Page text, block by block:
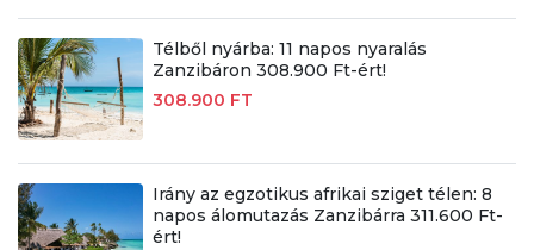
Télből nyárba: 11 napos nyaralás
Zanzibáron 308.900 Ft-ért!
308.900 FT
Irány az egzotikus afrikai sziget télen: 8
napos álomutazás Zanzibárra 311.600 Ft-
ért!